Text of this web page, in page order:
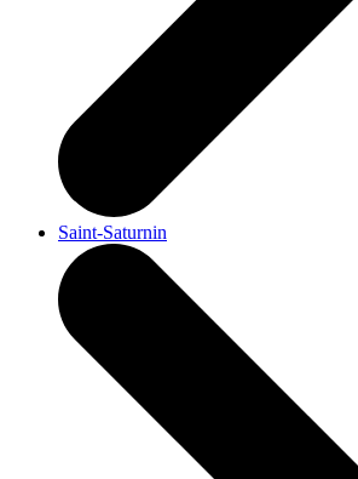
Saint-Saturnin